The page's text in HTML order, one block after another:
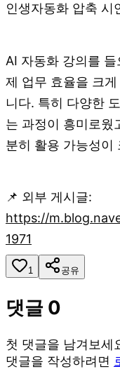
인생자동화 압축 시
AI 자동화 강의를
제 업무 효율을 크
니다. 특히 다양한
는 과정이 흥미로웠
분히 활용 가능성이
📌 외부 게시글:
https://
1971
1 공유
댓글 0
첫 댓글을 남겨보세
댓글을 작성하려면